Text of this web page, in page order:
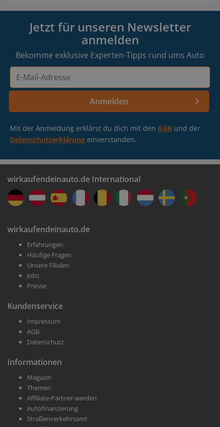
Jetzt für unseren Newsletter
anmelden
Bekomme exklusive Experten-Tipps rund ums Auto
Adresse
Anmelden
Mit der Anmeldung erklärst du dich mit den AGB und der
Datenschutzerklärung einverstanden.
wirkaufendeinauto.de International
wirkaufendeinauto.de
Erfahrungen
Häufige Fragen
Unsere Filialen
Jobs
Presse
Kundenservice
Impressum
AGB
Datenschutz
Informationen
Magazin
Themen
Affiliate-Partner werden
Autofinanzierung
Straßenverkehrsamt